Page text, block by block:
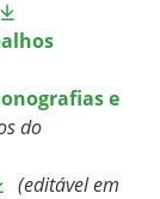
e
do
(editável em